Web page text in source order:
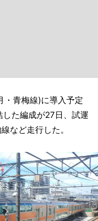
・青梅線)に導入予定
た編成が27日、試運
など走行した。